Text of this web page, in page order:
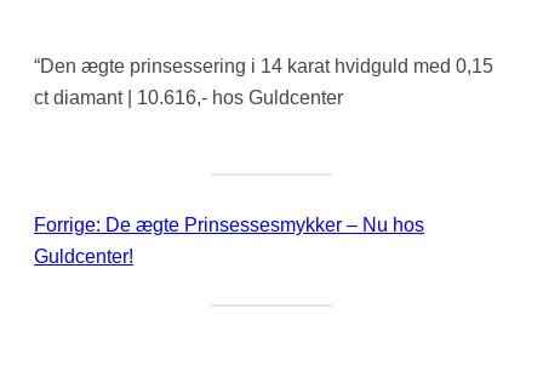
“Den ægte prinsessering i 14 karat hvidguld med 0,15
ct diamant | 10.616,- hos Guldcenter
Forrige: De ægte Prinsessesmykker – Nu hos
Guldcenter!